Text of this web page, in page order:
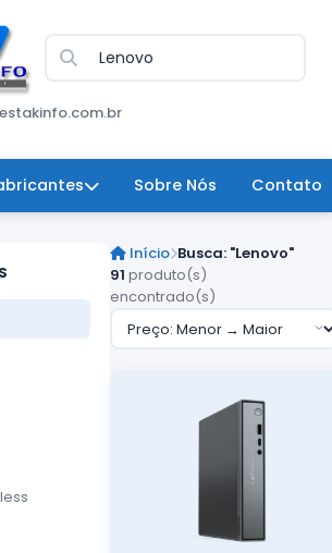
Sobre Nós Contato
Início Busca: "Lenovo"
91 produto(s)
encontrado(s)